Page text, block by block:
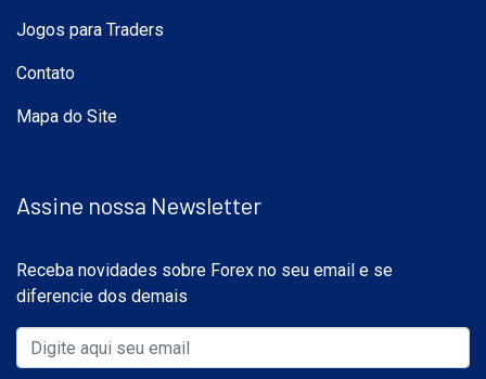
Jogos para Traders
Contato
Mapa do Site
Assine nossa Newsletter
Receba novidades sobre Forex no seu email e se
diferencie dos demais